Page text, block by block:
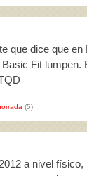
que dice que
Fit
(5)
a nivel